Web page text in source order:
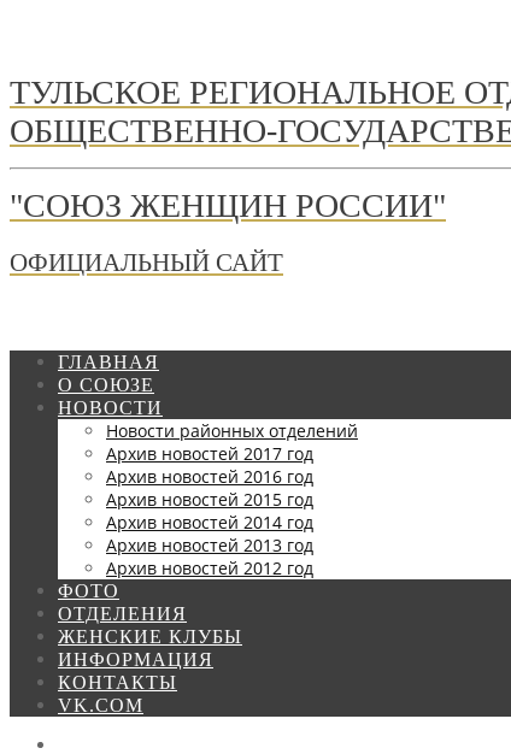
ТУЛЬСКОЕ РЕГИОНАЛЬНОЕ
ОБЩЕСТВЕННО-
"СОЮЗ ЖЕНЩИН РОССИИ"
ОФИЦИАЛЬНЫЙ САЙТ
ГЛАВНАЯ
О СОЮЗЕ
НОВОСТИ
Новости районных отделений
Архив новостей 2017 год
Архив новостей 2016 год
Архив новостей 2015 год
Архив новостей 2014 год
Архив новостей 2013 год
Архив новостей 2012 год
ФОТО
ОТДЕЛЕНИЯ
ЖЕНСКИЕ КЛУБЫ
ИНФОРМАЦИЯ
КОНТАКТЫ
VK.COM